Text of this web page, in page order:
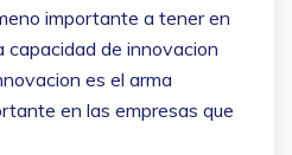
importante a tener en
capacidad de innovacion
es el arma
en las empresas que